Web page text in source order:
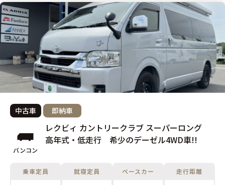
中古車 即納車
バンコン
レクビィ カントリークラブ スーパーロング
高年式・低走行 希少のデーゼル4WD車!!
乗車定員 就寝定員 ベースカー 走行距離